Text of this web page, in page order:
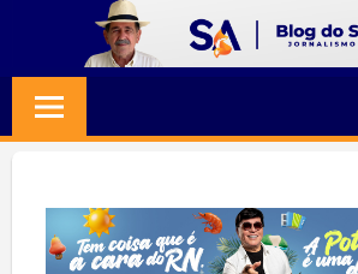
content
Jornalismo
Credibilidade